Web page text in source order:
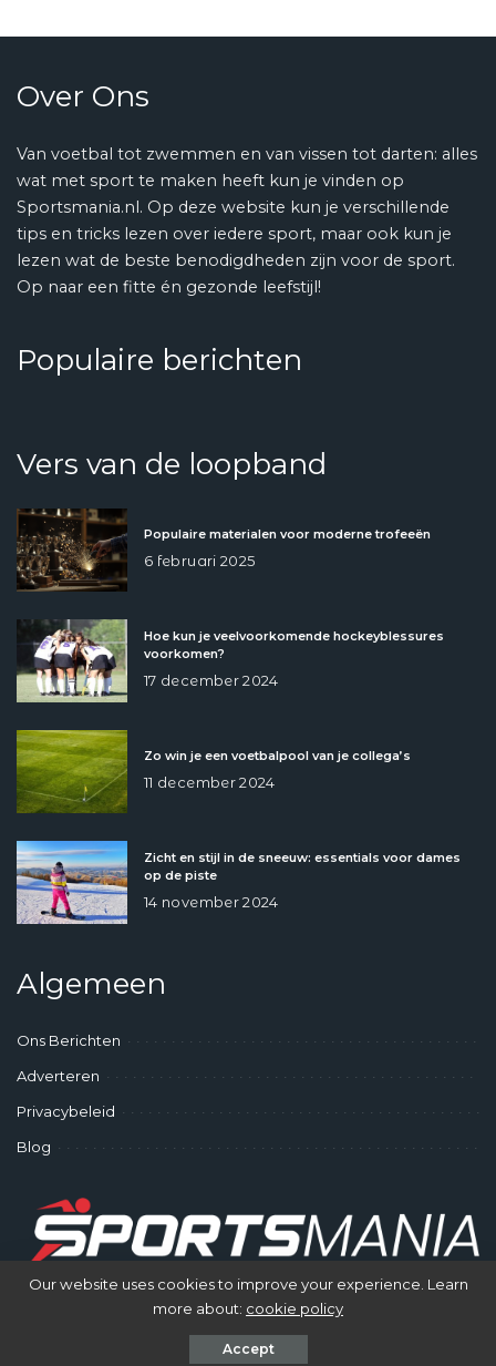
Over Ons
Van voetbal tot zwemmen en van vissen tot darten: alles
wat met sport te maken heeft kun je vinden op
Sportsmania.nl. Op deze website kun je verschillende
tips en tricks lezen over iedere sport, maar ook kun je
lezen wat de beste benodigdheden zijn voor de sport.
Op naar een fitte én gezonde leefstijl!
Populaire berichten
Vers van de loopband
Populaire materialen voor moderne trofeeën
6 februari 2025
Hoe kun je veelvoorkomende hockeyblessures
voorkomen?
17 december 2024
Zo win je een voetbalpool van je collega’s
11 december 2024
Zicht en stijl in de sneeuw: essentials voor dames
op de piste
14 november 2024
Algemeen
Ons Berichten
Adverteren
Privacybeleid
Blog
© SportsMania - Gek op Sporten
Our website uses cookies to improve your experience. Learn
more about: cookie policy
Accept